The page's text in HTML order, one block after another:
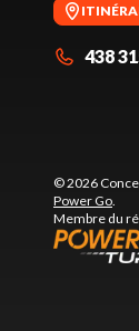
438
© 2026
Power Go
Membre du